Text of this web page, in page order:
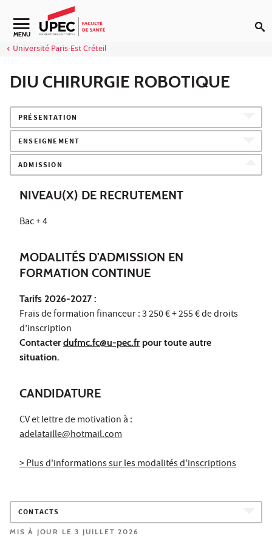
Aller au contenu
Navigation secondaire
MENU
Université Paris-Est Créteil
DIU CHIRURGIE ROBOTIQUE
PRÉSENTATION
ENSEIGNEMENT
ADMISSION
NIVEAU(X) DE RECRUTEMENT
Bac + 4
MODALITÉS D'ADMISSION EN
FORMATION CONTINUE
Tarifs 2026-2027 :
Frais de formation financeur : 3 250 € + 255 € de droits
d’inscription
Contacterdufmc.fc@u-pec.frpour toute autre
situation.
CANDIDATURE
CV et lettre de motivation à :
adelataille@hotmail.com
> Plus d'informations sur les modalités d'inscriptions
CONTACTS
MIS À JOUR LE 3 JUILLET 2026